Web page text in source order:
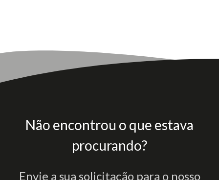
Não encontrou o que estava
procurando?
Envie a sua solicitação para o nosso